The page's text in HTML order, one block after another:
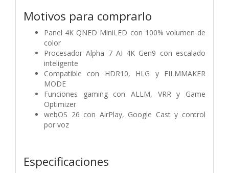
Motivos para comprarlo
Panel 4K QNED MiniLED con 100% volumen de
color
Procesador Alpha 7 AI 4K Gen9 con escalado
inteligente
Compatible con HDR10, HLG y FILMMAKER
MODE
Funciones gaming con ALLM, VRR y Game
Optimizer
webOS 26 con AirPlay, Google Cast y control
por voz
Especificaciones